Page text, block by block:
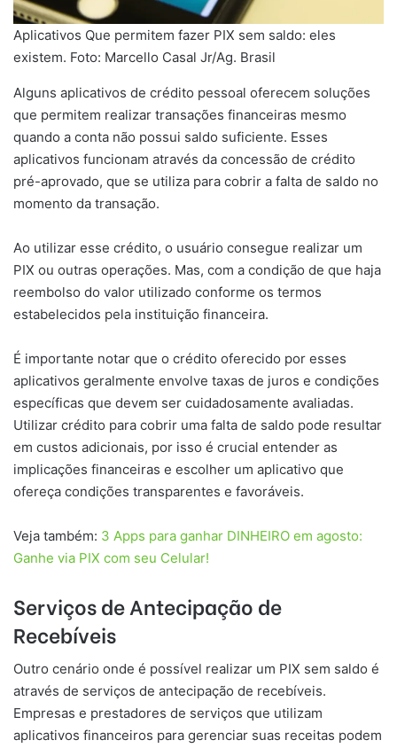
Aplicativos Que permitem fazer PIX sem saldo: eles
existem. Foto: Marcello Casal Jr/Ag. Brasil
Alguns aplicativos de crédito pessoal oferecem soluções
que permitem realizar transações financeiras mesmo
quando a conta não possui saldo suficiente. Esses
aplicativos funcionam através da concessão de crédito
pré-aprovado, que se utiliza para cobrir a falta de saldo no
momento da transação.
Ao utilizar esse crédito, o usuário consegue realizar um
PIX ou outras operações. Mas, com a condição de que haja
reembolso do valor utilizado conforme os termos
estabelecidos pela instituição financeira.
É importante notar que o crédito oferecido por esses
aplicativos geralmente envolve taxas de juros e condições
específicas que devem ser cuidadosamente avaliadas.
Utilizar crédito para cobrir uma falta de saldo pode resultar
em custos adicionais, por isso é crucial entender as
implicações financeiras e escolher um aplicativo que
ofereça condições transparentes e favoráveis.
Veja também: 3 Apps para ganhar DINHEIRO em agosto:
Ganhe via PIX com seu Celular!
Serviços de Antecipação de
Recebíveis
Outro cenário onde é possível realizar um PIX sem saldo é
através de serviços de antecipação de recebíveis.
Empresas e prestadores de serviços que utilizam
aplicativos financeiros para gerenciar suas receitas podem